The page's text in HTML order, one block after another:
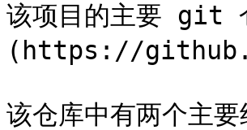
该项目的主要
(https://
该仓库中有两个主